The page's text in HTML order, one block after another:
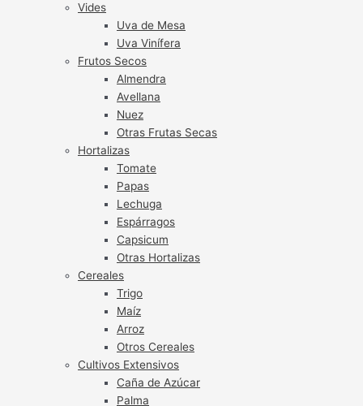
Vides
Uva de Mesa
Uva Vinífera
Frutos Secos
Almendra
Avellana
Nuez
Otras Frutas Secas
Hortalizas
Tomate
Papas
Lechuga
Espárragos
Capsicum
Otras Hortalizas
Cereales
Trigo
Maíz
Arroz
Otros Cereales
Cultivos Extensivos
Caña de Azúcar
Palma